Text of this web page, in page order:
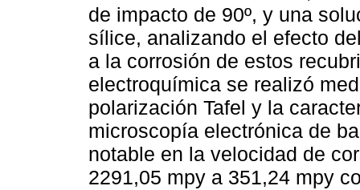
de impacto de 90º, y una
sílice, analizando el efecto
a la corrosión de estos
electroquímica se realizó
polarización Tafel y la
microscopía electrónica de
notable en la velocidad de
2291,05 mpy a 351,24 mpy